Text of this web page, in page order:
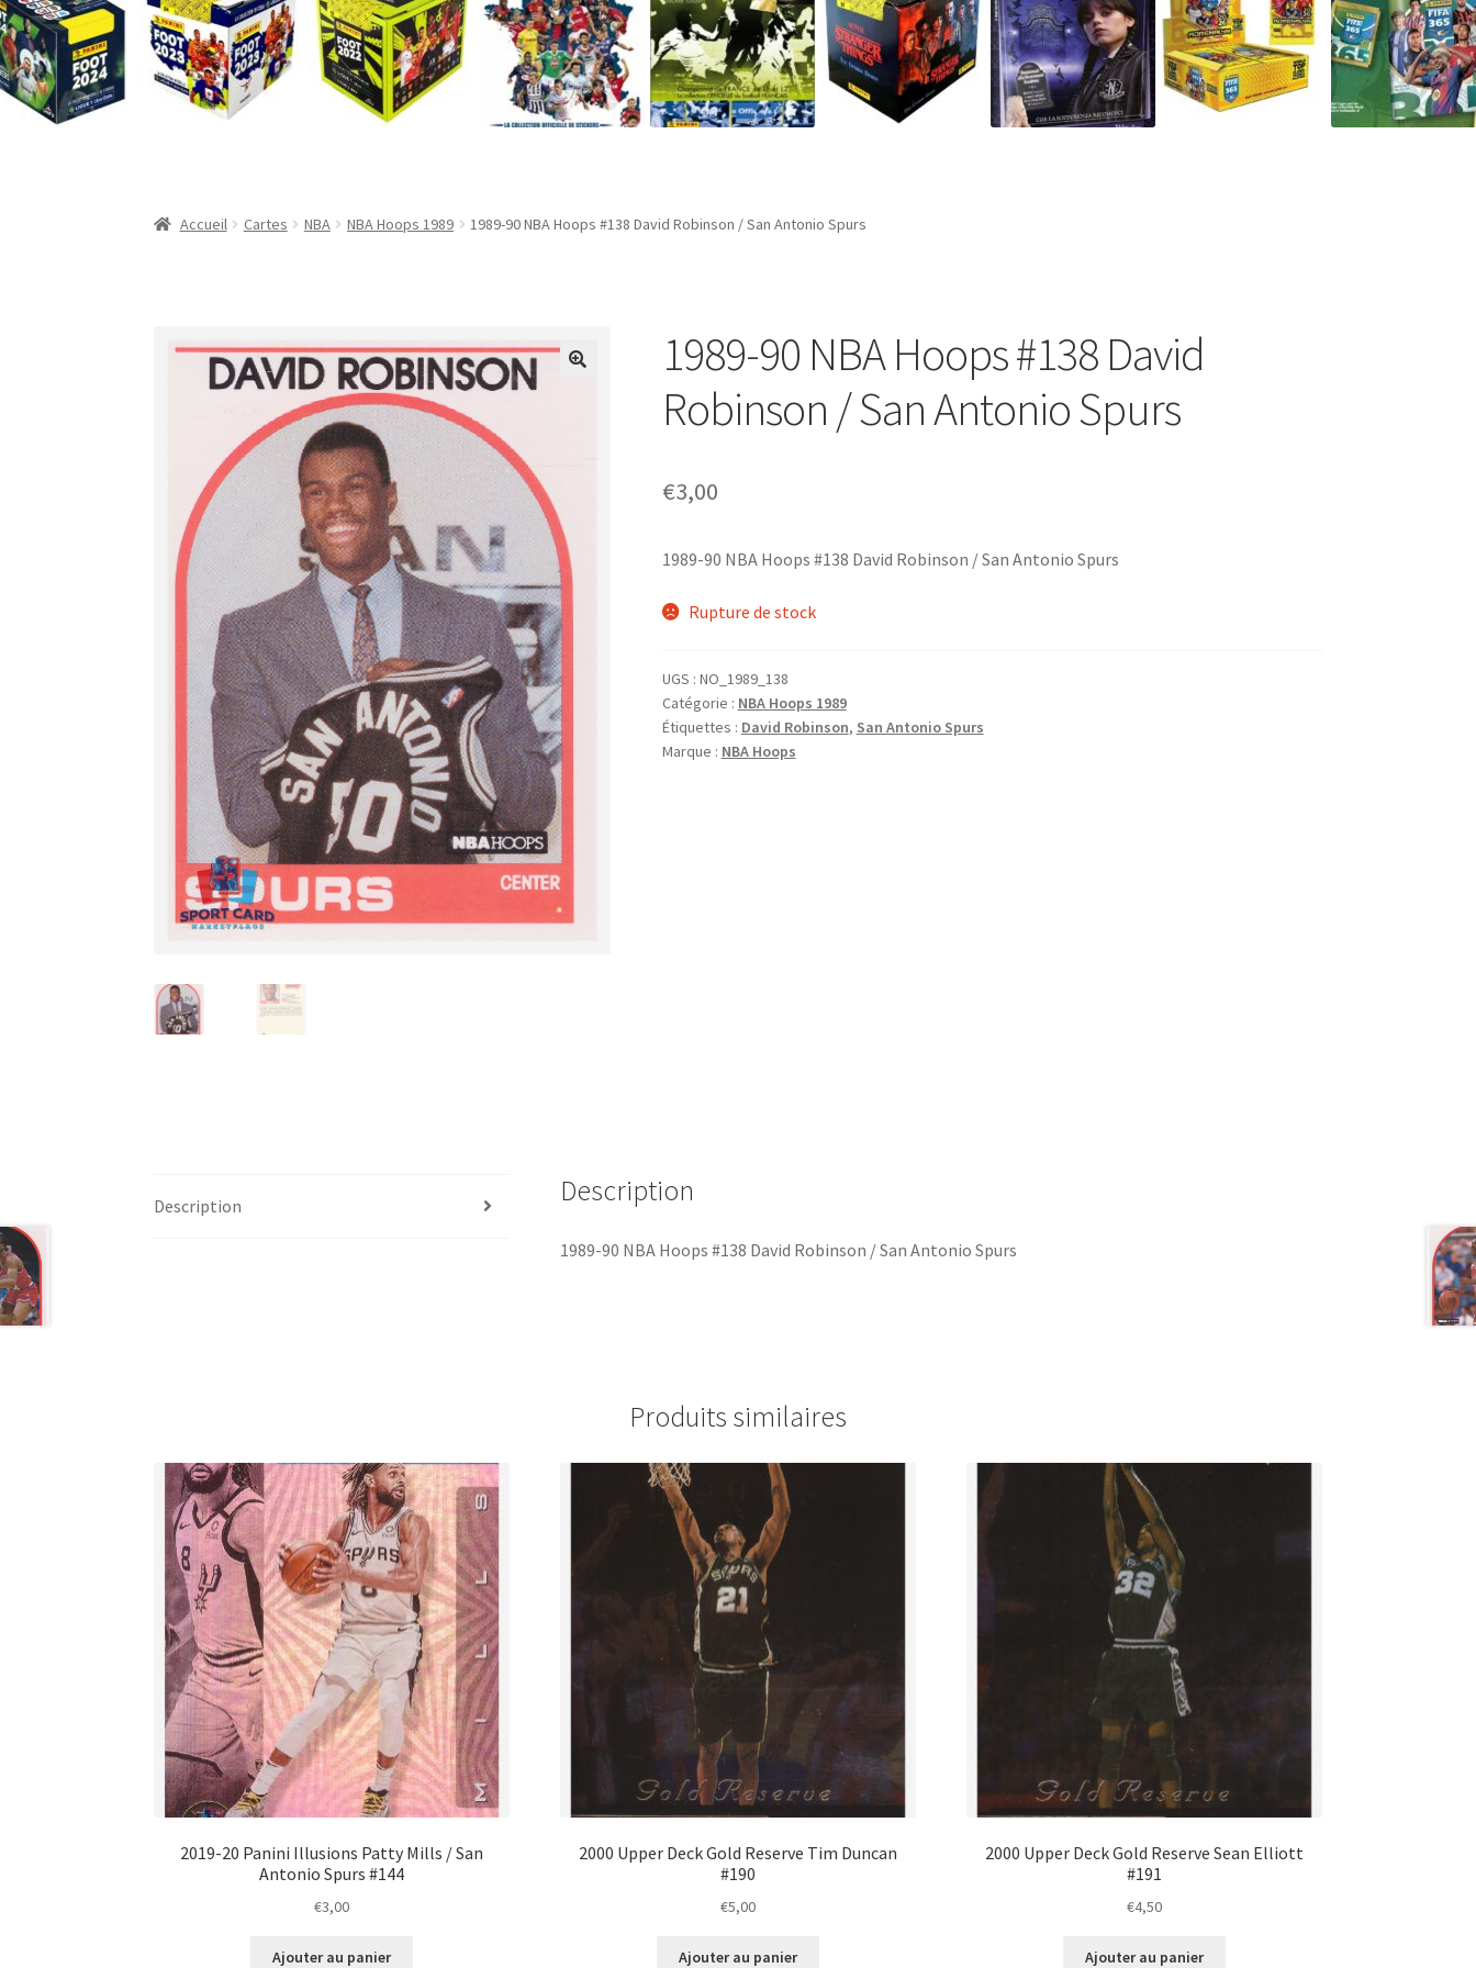
Accueil Cartes NBA NBA Hoops 1989 1989-90 NBA Hoops #138 David Robinson / San Antonio Spurs
1989-90 NBA Hoops #138 David
Robinson / San Antonio Spurs
€3,00
1989-90 NBA Hoops #138 David Robinson / San Antonio Spurs
Rupture de stock
UGS : NO_1989_138
Catégorie : NBA Hoops 1989
Étiquettes : David Robinson, San Antonio Spurs
Marque : NBA Hoops
Description Description
1989-90 NBA Hoops #138 David Robinson / San Antonio Spurs
Produits similaires
2019-20 Panini Illusions Patty Mills / San
Antonio Spurs #144
€3,00
Ajouter au panier
2000 Upper Deck Gold Reserve Tim Duncan
#190
€5,00
Ajouter au panier
2000 Upper Deck Gold Reserve Sean Elliott
#191
€4,50
Ajouter au panier